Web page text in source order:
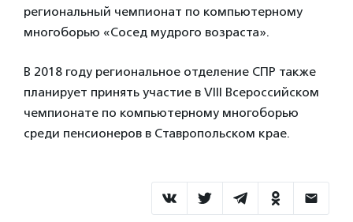
региональный чемпионат по компьютерному
многоборью «Сосед мудрого возраста».
В 2018 году региональное отделение СПР также
планирует принять участие в VIII Всероссийском
чемпионате по компьютерному многоборью
среди пенсионеров в Ставропольском крае.